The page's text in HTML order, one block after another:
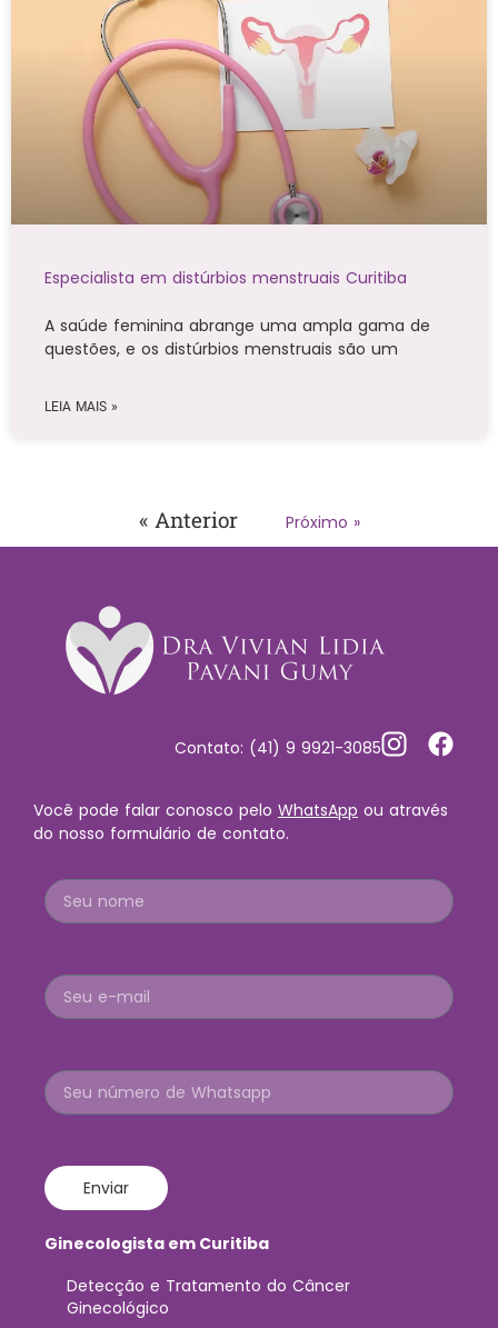
Especialista em distúrbios menstruais Curitiba
A saúde feminina abrange uma ampla gama de
questões, e os distúrbios menstruais são um
LEIA MAIS »
« Anterior Próximo »
Contato: (41) 9 9921-3085
Você pode falar conosco pelo WhatsApp ou através
do nosso formulário de contato.
Enviar
Ginecologista em Curitiba
Detecção e Tratamento do Câncer
Ginecológico